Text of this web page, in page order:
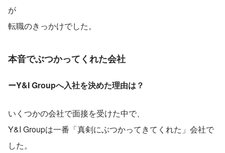
が
転職のきっかけでした。
本音でぶつかってくれた会社
ーY&I Groupへ入社を決めた理由は？
いくつかの会社で面接を受けた中で、
Y&I Groupは一番「真剣にぶつかってきてくれた」会社で
した。